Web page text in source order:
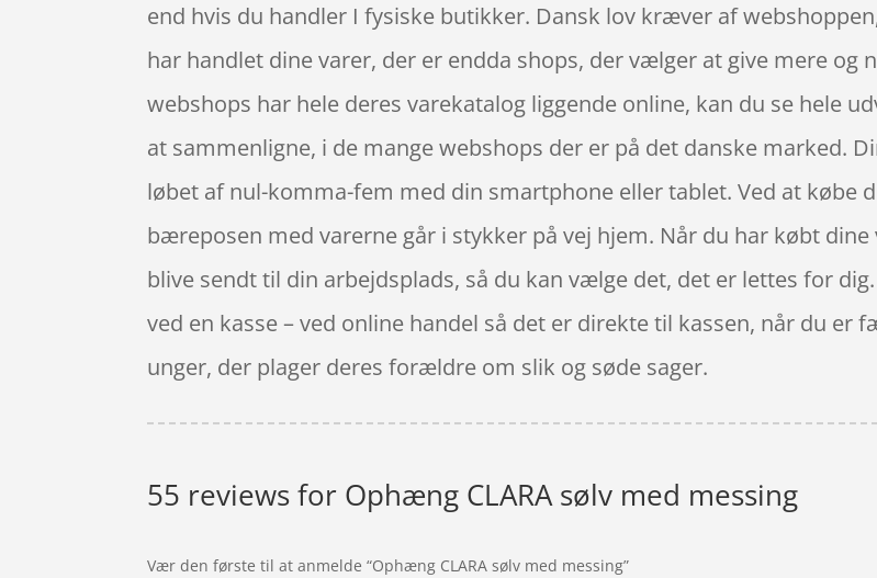
end hvis du handler I fysiske butikker. Dansk lov kræver af
har handlet dine varer, der er endda shops, der vælger at give mere og
webshops har hele deres varekatalog liggende online, kan du se hele
at sammenligne, i de mange webshops der er på det danske marked.
løbet af nul-komma-fem med din smartphone eller tablet. Ved at købe
bæreposen med varerne går i stykker på vej hjem. Når du har købt
blive sendt til din arbejdsplads, så du kan vælge det, det er lettes for
ved en kasse – ved online handel så det er direkte til kassen, når du er
unger, der plager deres forældre om slik og søde sager.
55 reviews for Ophæng CLARA sølv med messing
Vær den første til at anmelde “Ophæng CLARA sølv med messing”